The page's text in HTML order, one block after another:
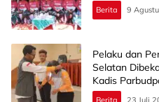
Berita 9
Pelaku dan
Selatan
Kadis
Berita 23 Juli